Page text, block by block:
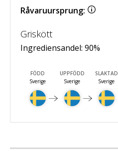
Råvaruursprung:
Griskött
Ingrediensandel: 90%
FÖDD
Sverige
UPPFÖDD
Sverige
SLAKTAD
Sverige